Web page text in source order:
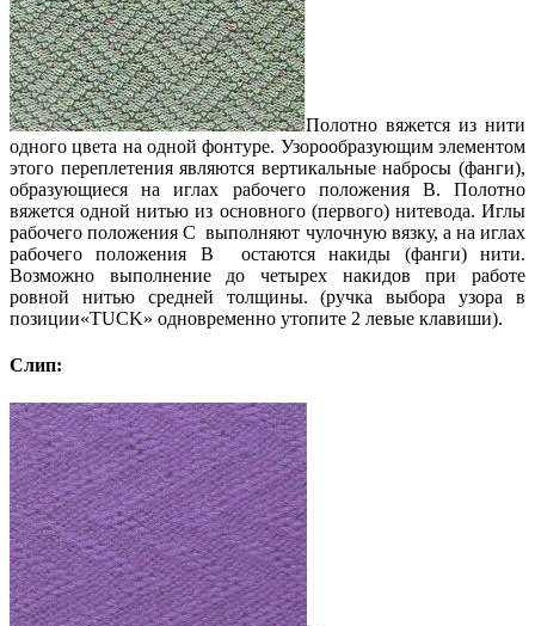
Полотно вяжется из нити
одного цвета на одной фонтуре. Узорообразующим элементом
этого переплетения являются вертикальные набросы (фанги),
образующиеся на иглах рабочего положения В. Полотно
вяжется одной нитью из основного (первого) нитевода. Иглы
рабочего положения С выполняют чулочную вязку, а на иглах
рабочего положения В остаются накиды (фанги) нити.
Возможно выполнение до четырех накидов при работе
ровной нитью средней толщины. (ручка выбора узора в
позиции«TUCK» одновременно утопите 2 левые клавиши).
Слип: